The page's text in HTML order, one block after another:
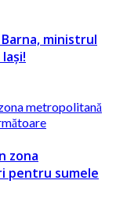
ministrul
zona
pentru sumele